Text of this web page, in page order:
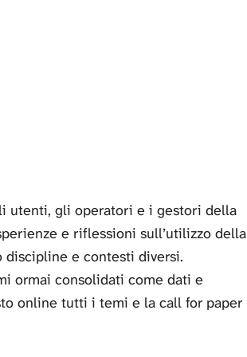
utenti, gli operatori e i gestori della
e riflessioni sull’utilizzo della
discipline e contesti diversi.
ormai consolidati come dati e
online tutti i temi e la call for paper